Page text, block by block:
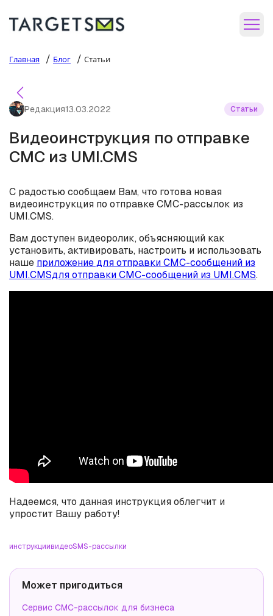
Главная / Блог / Статьи
Редакция13.03.2022 Статьи
Видеоинструкция по отправке
СМС из UMI.CMS
С радостью сообщаем Вам, что готова новая
видеоинструкция по отправке СМС-рассылок из
UMI.CMS.
Вам доступен видеоролик, объясняющий как
установить, активировать, настроить и использовать
наше приложение для отправки СМС-сообщений из
UMI.CMSдля отправки СМС-сообщений из UMI.CMS.
Надеемся, что данная инструкция облегчит и
упростит Вашу работу!
инструкциивидеоSMS-рассылки
Может пригодиться
Сервис СМС-рассылок для бизнеса